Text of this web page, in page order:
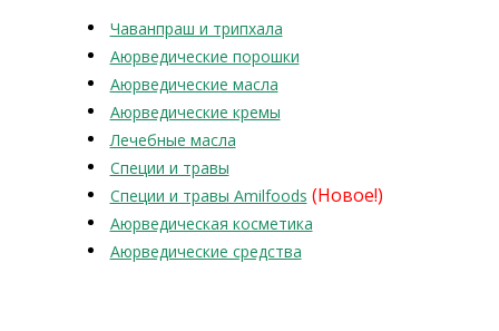
Чаванпраш и трипхала
Аюрведические порошки
Аюрведические масла
Аюрведические кремы
Лечебные масла
Специи и травы
Специи и травы Amilfoods (Новое!)
Аюрведическая косметика
Аюрведические средства